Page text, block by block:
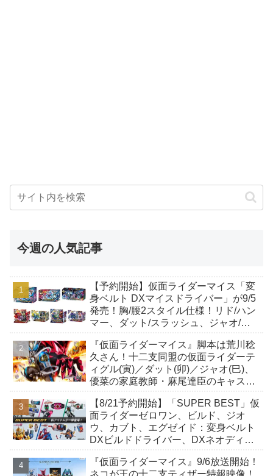
今週の人気記事
【予約開始】仮面ライダーマイス「変
身ベルト DXマイスドライバー」が9/5
発売！胸/腰2スタイル仕様！リド/ハン
マー、ダット/スラッシュ、ジャオ/バ
も！
『仮面ライダーマイス』脚本は荒川稔
久さん！十二支同盟の仮面ライダーテ
ィグル(寅)／ダット(卯)／ジャオ(巳)、
優菜の家庭教師・麻尾達臣のキャスト
んも変身！
【8/21予約開始】「SUPER BEST」仮
面ライダーゼロワン、ビルド、ジオ
ウ、カブト、エグゼイド：変身ベルト
DXビルドドライバー、DXネオディケ
か12点！
『仮面ライダーマイス』9/6放送開始！
ネコが王の十二支ティザー特報映像！